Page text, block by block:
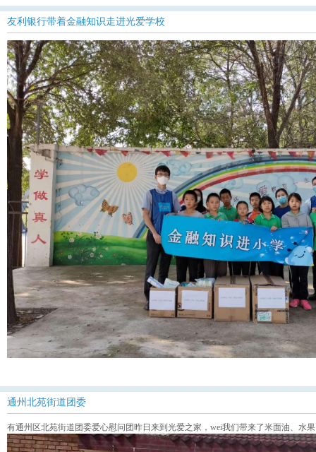
友利银行带着金融知识走进光爱学校
通州北苑街道团委
有通州区北苑街道团委爱心慰问团昨日来到光爱之家，wei我们带来了米面油、水